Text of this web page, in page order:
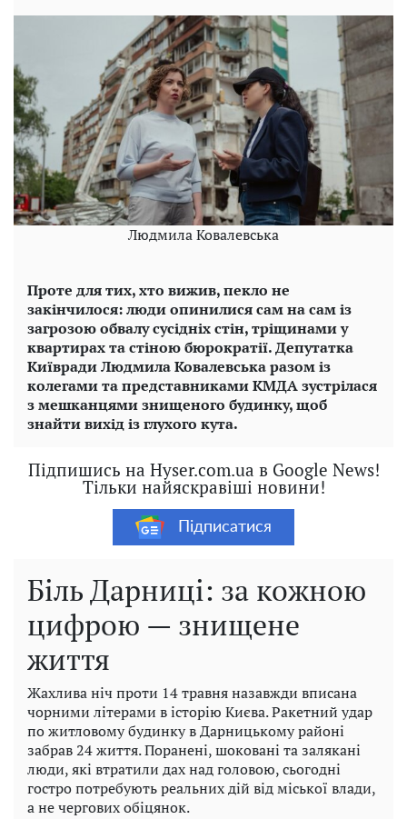
Людмила Ковалевська
Проте для тих, хто вижив, пекло не
закінчилося: люди опинилися сам на сам із
загрозою обвалу сусідніх стін, тріщинами у
квартирах та стіною бюрократії. Депутатка
Київради Людмила Ковалевська разом із
колегами та представниками КМДА зустрілася
з мешканцями знищеного будинку, щоб
знайти вихід із глухого кута.
Підпишись на Hyser.com.ua в Google News!
Тільки найяскравіші новини!
Підписатися
Біль Дарниці: за кожною
цифрою — знищене
життя
Жахлива ніч проти 14 травня назавжди вписана
чорними літерами в історію Києва. Ракетний удар
по житловому будинку в Дарницькому районі
забрав 24 життя. Поранені, шоковані та залякані
люди, які втратили дах над головою, сьогодні
гостро потребують реальних дій від міської влади,
а не чергових обіцянок.